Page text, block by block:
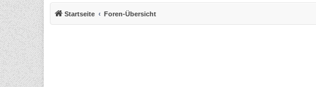
Startseite Foren-Übersicht